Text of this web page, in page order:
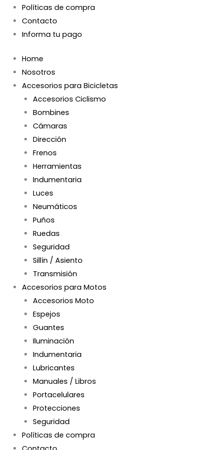
Políticas de compra
Contacto
Informa tu pago
Home
Nosotros
Accesorios para Bicicletas
Accesorios Ciclismo
Bombines
Cámaras
Dirección
Frenos
Herramientas
Indumentaria
Luces
Neumáticos
Puños
Ruedas
Seguridad
Sillín / Asiento
Transmisión
Accesorios para Motos
Accesorios Moto
Espejos
Guantes
Iluminación
Indumentaria
Lubricantes
Manuales / Libros
Portacelulares
Protecciones
Seguridad
Políticas de compra